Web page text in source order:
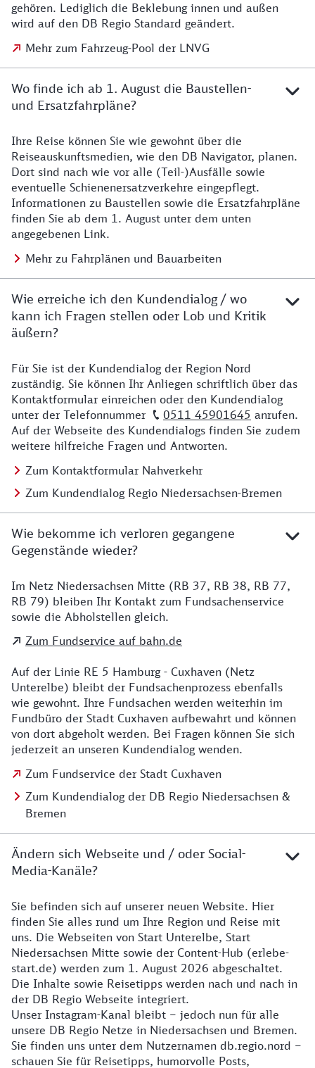
gehören. Lediglich die Beklebung innen und außen
wird auf den DB Regio Standard geändert.
Mehr zum Fahrzeug-Pool der LNVG
Wo finde ich ab 1. August die Baustellen-
und Ersatzfahrpläne?
Details zu Baustelle
Ihre Reise können Sie wie gewohnt über die
Reiseauskunftsmedien, wie den DB Navigator, planen.
Dort sind nach wie vor alle (Teil-)Ausfälle sowie
eventuelle Schienenersatzverkehre eingepflegt.
Informationen zu Baustellen sowie die Ersatzfahrpläne
finden Sie ab dem 1. August unter dem unten
angegebenen Link.
Mehr zu Fahrplänen und Bauarbeiten
Wie erreiche ich den Kundendialog / wo
kann ich Fragen stellen oder Lob und Kritik
äußern?
Details zu Kontakt
Für Sie ist der Kundendialog der Region Nord
zuständig. Sie können Ihr Anliegen schriftlich über das
Kontaktformular einreichen oder den Kundendialog
unter der Telefonnummer
0511 45901645 anrufen.
Auf der Webseite des Kundendialogs finden Sie zudem
weitere hilfreiche Fragen und Antworten.
Zum Kontaktformular Nahverkehr
Zum Kundendialog Regio Niedersachsen-Bremen
Wie bekomme ich verloren gegangene
Gegenstände wieder?
Details zu Kontakt
Im Netz Niedersachsen Mitte (RB 37, RB 38, RB 77,
RB 79) bleiben Ihr Kontakt zum Fundsachenservice
sowie die Abholstellen gleich.
Zum Fundservice auf bahn.de
Auf der Linie RE 5 Hamburg - Cuxhaven (Netz
Unterelbe) bleibt der Fundsachenprozess ebenfalls
wie gewohnt. Ihre Fundsachen werden weiterhin im
Fundbüro der Stadt Cuxhaven aufbewahrt und können
von dort abgeholt werden. Bei Fragen können Sie sich
jederzeit an unseren Kundendialog wenden.
Zum Fundservice der Stadt Cuxhaven
Zum Kundendialog der DB Regio Niedersachsen &
Bremen
Ändern sich Webseite und / oder Social-
Media-Kanäle?
Details zur Website
Sie befinden sich auf unserer neuen Website. Hier
finden Sie alles rund um Ihre Region und Reise mit
uns. Die Webseiten von Start Unterelbe, Start
Niedersachsen Mitte sowie der Content-Hub (erlebe-
start.de) werden zum 1. August 2026 abgeschaltet.
Die Inhalte sowie Reisetipps werden nach und nach in
der DB Regio Webseite integriert.
Unser Instagram-Kanal bleibt – jedoch nun für alle
unsere DB Regio Netze in Niedersachsen und Bremen.
Sie finden uns unter dem Nutzernamen db.regio.nord –
schauen Sie für Reisetipps, humorvolle Posts,